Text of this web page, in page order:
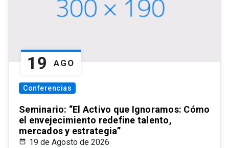
19 AGO
Conferencias
Seminario: “El Activo que Ignoramos: Cómo
el envejecimiento redefine talento,
mercados y estrategia”
19 de Agosto de 2026